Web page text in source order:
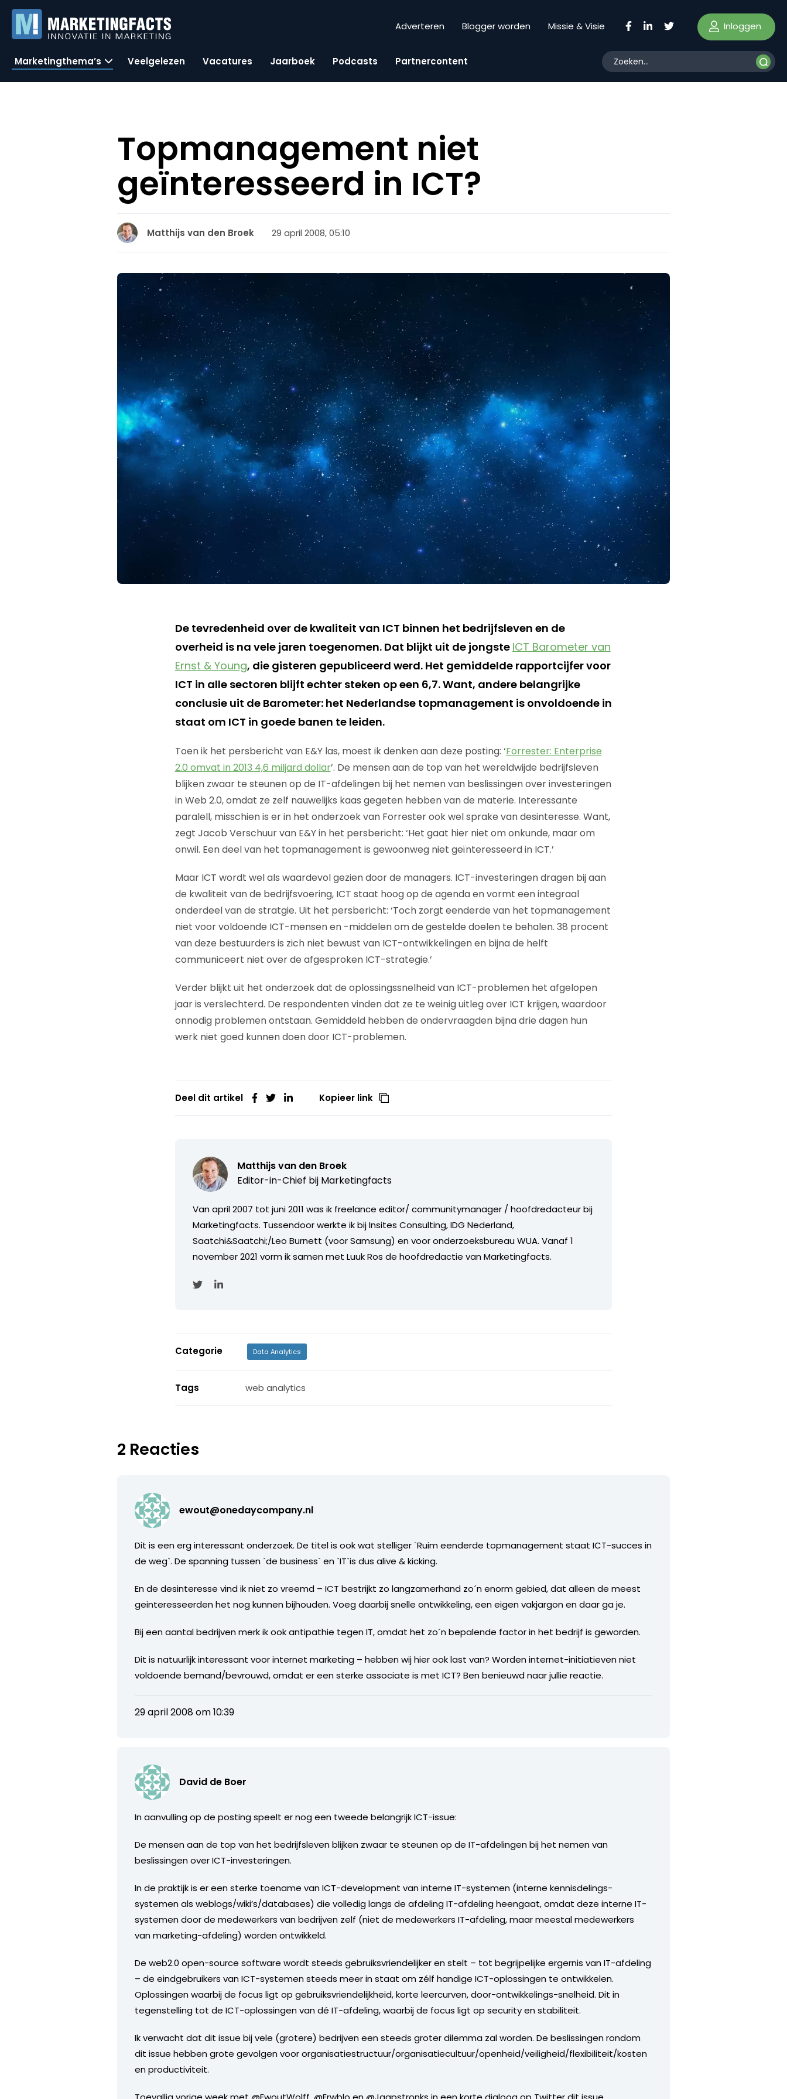
Adverteren Blogger worden Missie & Visie Inloggen
Marketingthema’s Veelgelezen Vacatures Jaarboek Podcasts Partnercontent
Topmanagement niet
geïnteresseerd in ICT?
Matthijs van den Broek 29 april 2008, 05:10
De tevredenheid over de kwaliteit van ICT binnen het bedrijfsleven en de
overheid is na vele jaren toegenomen. Dat blijkt uit de jongste ICT Barometer van
Ernst & Young, die gisteren gepubliceerd werd. Het gemiddelde rapportcijfer voor
ICT in alle sectoren blijft echter steken op een 6,7. Want, andere belangrijke
conclusie uit de Barometer: het Nederlandse topmanagement is onvoldoende in
staat om ICT in goede banen te leiden.
Toen ik het persbericht van E&Y las, moest ik denken aan deze posting: ‘Forrester: Enterprise
2.0 omvat in 2013 4,6 miljard dollar’. De mensen aan de top van het wereldwijde bedrijfsleven
blijken zwaar te steunen op de IT-afdelingen bij het nemen van beslissingen over investeringen
in Web 2.0, omdat ze zelf nauwelijks kaas gegeten hebben van de materie. Interessante
paralell, misschien is er in het onderzoek van Forrester ook wel sprake van desinteresse. Want,
zegt Jacob Verschuur van E&Y in het persbericht: ‘Het gaat hier niet om onkunde, maar om
onwil. Een deel van het topmanagement is gewoonweg niet geïnteresseerd in ICT.’
Maar ICT wordt wel als waardevol gezien door de managers. ICT-investeringen dragen bij aan
de kwaliteit van de bedrijfsvoering, ICT staat hoog op de agenda en vormt een integraal
onderdeel van de stratgie. Uit het persbericht: ‘Toch zorgt eenderde van het topmanagement
niet voor voldoende ICT-mensen en -middelen om de gestelde doelen te behalen. 38 procent
van deze bestuurders is zich niet bewust van ICT-ontwikkelingen en bijna de helft
communiceert niet over de afgesproken ICT-strategie.’
Verder blijkt uit het onderzoek dat de oplossingssnelheid van ICT-problemen het afgelopen
jaar is verslechterd. De respondenten vinden dat ze te weinig uitleg over ICT krijgen, waardoor
onnodig problemen ontstaan. Gemiddeld hebben de ondervraagden bijna drie dagen hun
werk niet goed kunnen doen door ICT-problemen.
Deel dit artikel Kopieer link
Matthijs van den Broek
Editor-in-Chief bij Marketingfacts
Van april 2007 tot juni 2011 was ik freelance editor/ communitymanager / hoofdredacteur bij
Marketingfacts. Tussendoor werkte ik bij Insites Consulting, IDG Nederland,
Saatchi&Saatchi;/Leo Burnett (voor Samsung) en voor onderzoeksbureau WUA. Vanaf 1
november 2021 vorm ik samen met Luuk Ros de hoofdredactie van Marketingfacts.
Categorie Data Analytics
Tags web analytics
2 Reacties
ewout@onedaycompany.nl
Dit is een erg interessant onderzoek. De titel is ook wat stelliger `Ruim eenderde topmanagement staat ICT-succes in
de weg`. De spanning tussen `de business` en `IT`is dus alive & kicking.
En de desinteresse vind ik niet zo vreemd – ICT bestrijkt zo langzamerhand zo´n enorm gebied, dat alleen de meest
geinteresseerden het nog kunnen bijhouden. Voeg daarbij snelle ontwikkeling, een eigen vakjargon en daar ga je.
Bij een aantal bedrijven merk ik ook antipathie tegen IT, omdat het zo´n bepalende factor in het bedrijf is geworden.
Dit is natuurlijk interessant voor internet marketing – hebben wij hier ook last van? Worden internet-initiatieven niet
voldoende bemand/bevrouwd, omdat er een sterke associate is met ICT? Ben benieuwd naar jullie reactie.
29 april 2008 om 10:39
David de Boer
In aanvulling op de posting speelt er nog een tweede belangrijk ICT-issue:
De mensen aan de top van het bedrijfsleven blijken zwaar te steunen op de IT-afdelingen bij het nemen van
beslissingen over ICT-investeringen.
In de praktijk is er een sterke toename van ICT-development van interne IT-systemen (interne kennisdelings-
systemen als weblogs/wiki’s/databases) die volledig langs de afdeling IT-afdeling heengaat, omdat deze interne IT-
systemen door de medewerkers van bedrijven zelf (niet de medewerkers IT-afdeling, maar meestal medewerkers
van marketing-afdeling) worden ontwikkeld.
De web2.0 open-source software wordt steeds gebruiksvriendelijker en stelt – tot begrijpelijke ergernis van IT-afdeling
– de eindgebruikers van ICT-systemen steeds meer in staat om zélf handige ICT-oplossingen te ontwikkelen.
Oplossingen waarbij de focus ligt op gebruiksvriendelijkheid, korte leercurven, door-ontwikkelings-snelheid. Dit in
tegenstelling tot de ICT-oplossingen van dé IT-afdeling, waarbij de focus ligt op security en stabiliteit.
Ik verwacht dat dit issue bij vele (grotere) bedrijven een steeds groter dilemma zal worden. De beslissingen rondom
dit issue hebben grote gevolgen voor organisatiestructuur/organisatiecultuur/openheid/veiligheid/flexibiliteit/kosten
en productiviteit.